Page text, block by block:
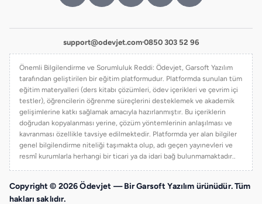
support@odevjet.com·0850 303 52 96
Önemli Bilgilendirme ve Sorumluluk Reddi: Ödevjet, Garsoft Yazılım
tarafından geliştirilen bir eğitim platformudur. Platformda sunulan tüm
eğitim materyalleri (ders kitabı çözümleri, ödev içerikleri ve çevrim içi
testler), öğrencilerin öğrenme süreçlerini desteklemek ve akademik
gelişimlerine katkı sağlamak amacıyla hazırlanmıştır. Bu içeriklerin
doğrudan kopyalanması yerine, çözüm yöntemlerinin anlaşılması ve
kavranması özellikle tavsiye edilmektedir. Platformda yer alan bilgiler
genel bilgilendirme niteliği taşımakta olup, adı geçen yayınevleri ve
resmî kurumlarla herhangi bir ticari ya da idari bağ bulunmamaktadır..
Copyright © 2026 Ödevjet — Bir Garsoft Yazılım ürünüdür. Tüm
hakları saklıdır.